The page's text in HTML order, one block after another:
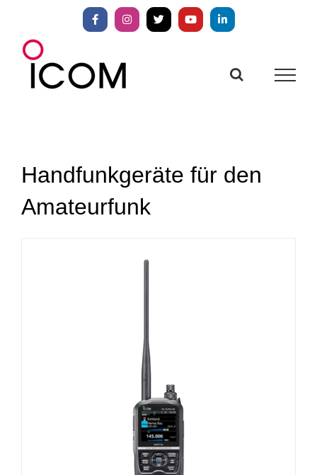
springen
FacebookInstagram
X YouTubeLinkedIn
Handfunkgeräte für den
Amateurfunk